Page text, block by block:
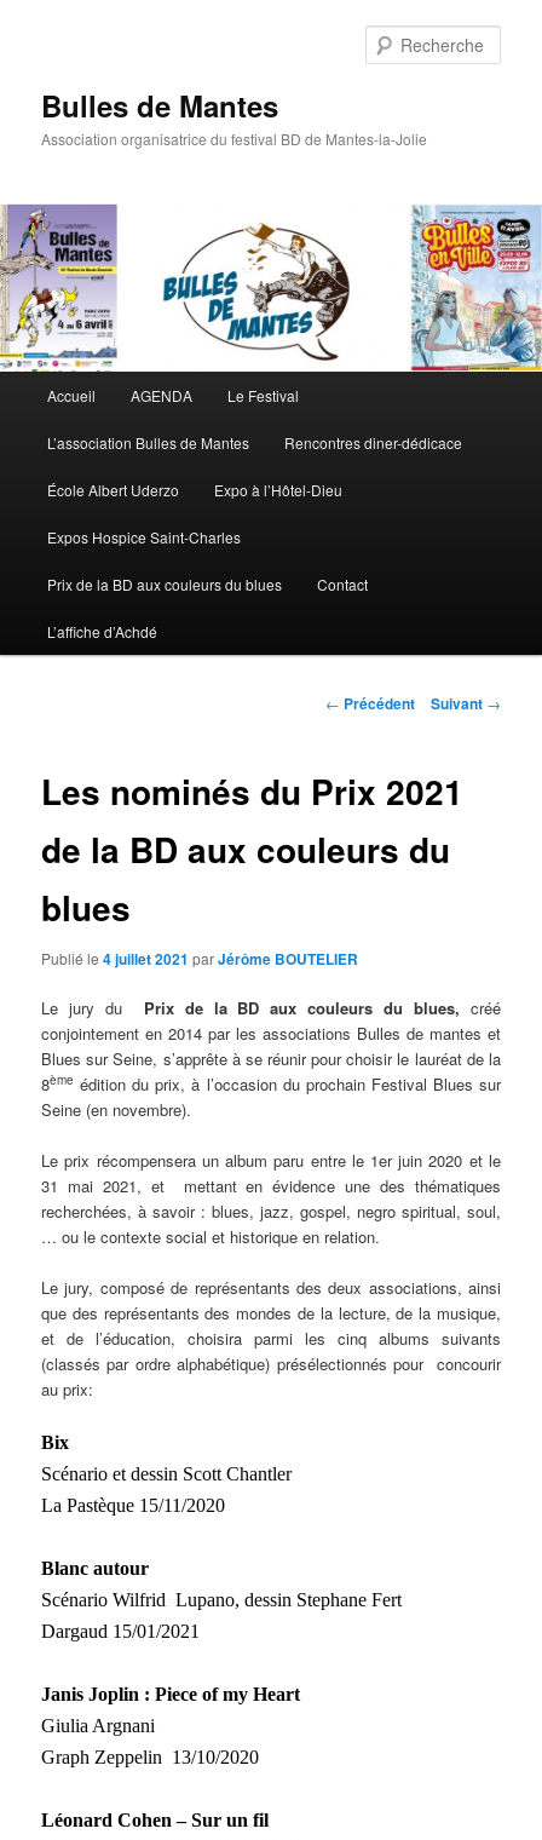
Bulles de Mantes
Association organisatrice du festival BD de Mantes-la-Jolie
Aller au contenu principal
Aller au contenu secondaire
Accueil AGENDA Le Festival
L’association Bulles de Mantes Rencontres diner-dédicace
École Albert Uderzo Expo à l’Hôtel-Dieu
Expos Hospice Saint-Charles
Prix de la BD aux couleurs du blues Contact
L’affiche d’Achdé
Navigation des articles
← Précédent Suivant →
Les nominés du Prix 2021
de la BD aux couleurs du
blues
Publié le4 juillet 2021 parJérôme BOUTELIER
Le jury du Prix de la BD aux couleurs du blues, créé
conjointement en 2014 par les associations Bulles de mantes et
Blues sur Seine, s’apprête à se réunir pour choisir le lauréat de la
8ème édition du prix, à l’occasion du prochain Festival Blues sur
Seine (en novembre).
Le prix récompensera un album paru entre le 1er juin 2020 et le
31 mai 2021, et mettant en évidence une des thématiques
recherchées, à savoir : blues, jazz, gospel, negro spiritual, soul,
… ou le contexte social et historique en relation.
Le jury, composé de représentants des deux associations, ainsi
que des représentants des mondes de la lecture, de la musique,
et de l’éducation, choisira parmi les cinq albums suivants
(classés par ordre alphabétique) présélectionnés pour concourir
au prix:
Bix
Scénario et dessin Scott Chantler
La Pastèque 15/11/2020
Blanc autour
Scénario Wilfrid Lupano, dessin Stephane Fert
Dargaud 15/01/2021
Janis Joplin : Piece of my Heart
Giulia Argnani
Graph Zeppelin 13/10/2020
Léonard Cohen – Sur un fil